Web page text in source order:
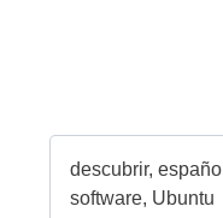
descubrir, español
software, Ubuntu